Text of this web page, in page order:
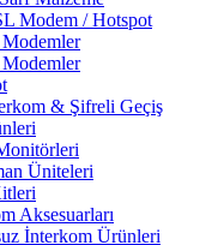
Modem / Hotspot
& Şifreli Geçiş
Üniteleri
Aksesuarları
İnterkom Ürünleri